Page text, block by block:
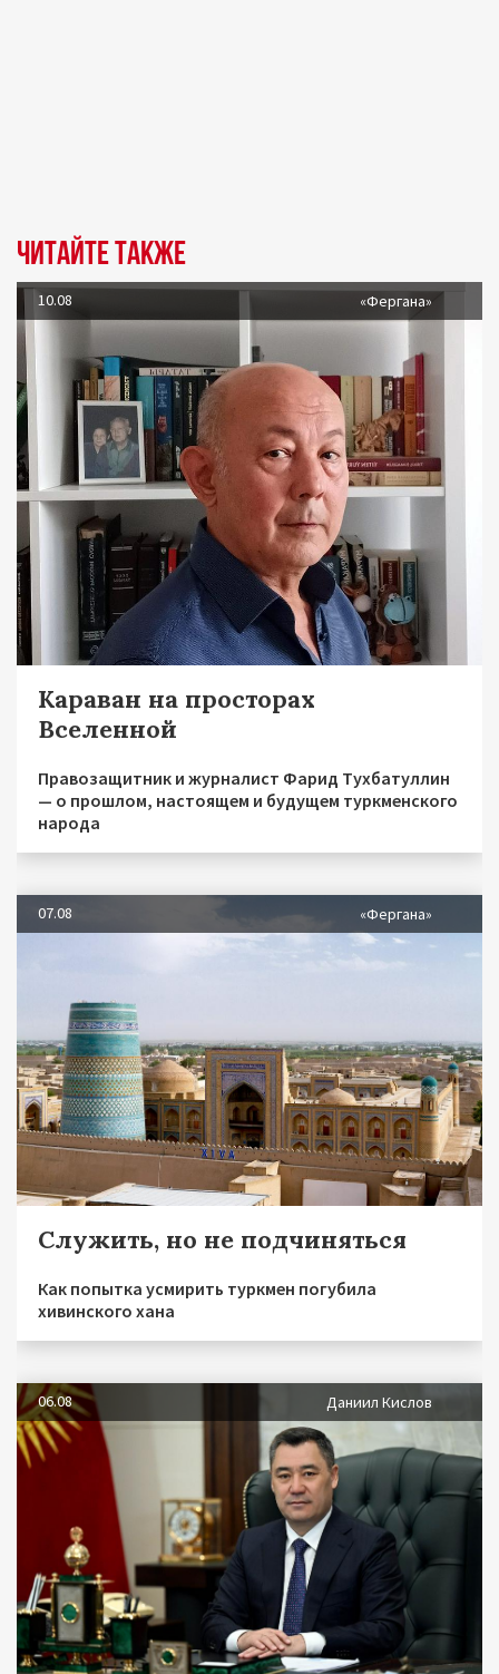
Читайте также
10.08 «Фергана»
Караван на просторах
Вселенной
Правозащитник и журналист Фарид Тухбатуллин
— о прошлом, настоящем и будущем туркменского
народа
07.08 «Фергана»
Служить, но не подчиняться
Как попытка усмирить туркмен погубила
хивинского хана
06.08 Даниил Кислов